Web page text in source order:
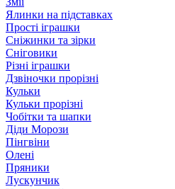
Ялинки на підставках
Прості іграшки
Сніжинки та зірки
Сніговики
Різні іграшки
Дзвіночки прорізні
Кульки
Кульки прорізні
Чобітки та шапки
Діди Морози
Пінгвіни
Олені
Пряники
Лускунчик